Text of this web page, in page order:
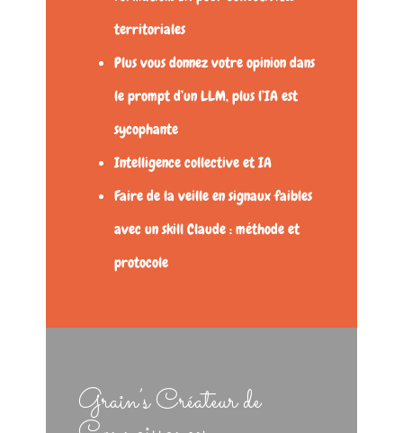
territoriales
Plus vous donnez votre opinion dans
le prompt d’un LLM, plus l’IA est
sycophante
Intelligence collective et IA
Faire de la veille en signaux faibles
avec un skill Claude : méthode et
protocole
Grain’s Créateur de